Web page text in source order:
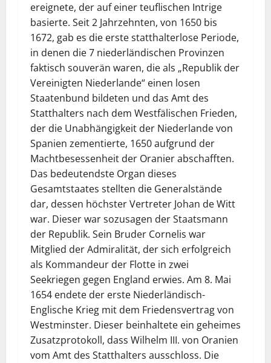
ereignete, der auf einer teuflischen Intrige
basierte. Seit 2 Jahrzehnten, von 1650 bis
1672, gab es die erste statthalterlose Periode,
in denen die 7 niederländischen Provinzen
faktisch souverän waren, die als „Republik der
Vereinigten Niederlande“ einen losen
Staatenbund bildeten und das Amt des
Statthalters nach dem Westfälischen Frieden,
der die Unabhängigkeit der Niederlande von
Spanien zementierte, 1650 aufgrund der
Machtbesessenheit der Oranier abschafften.
Das bedeutendste Organ dieses
Gesamtstaates stellten die Generalstände
dar, dessen höchster Vertreter Johan de Witt
war. Dieser war sozusagen der Staatsmann
der Republik. Sein Bruder Cornelis war
Mitglied der Admiralität, der sich erfolgreich
als Kommandeur der Flotte in zwei
Seekriegen gegen England erwies. Am 8. Mai
1654 endete der erste Niederländisch-
Englische Krieg mit dem Friedensvertrag von
Westminster. Dieser beinhaltete ein geheimes
Zusatzprotokoll, dass Wilhelm III. von Oranien
vom Amt des Statthalters ausschloss. Die